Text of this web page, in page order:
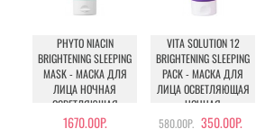
PHYTO NIACIN
BRIGHTENING SLEEPING
MASK - МАСКА ДЛЯ
ЛИЦА НОЧНАЯ
ОСВЕТЛЯЮЩАЯ
1670.00Р.
VITA SOLUTION 12
BRIGHTENING SLEEPING
PACK - МАСКА ДЛЯ
ЛИЦА ОСВЕТЛЯЮЩАЯ
НОЧНАЯ
580.00Р. 350.00Р.